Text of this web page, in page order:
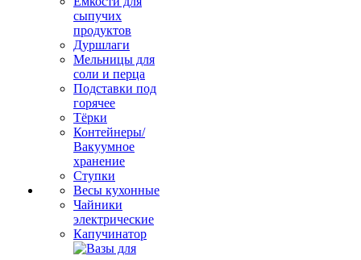
сыпучих
продуктов
Дуршлаги
Мельницы для
соли и перца
Подставки под
горячее
Тёрки
Контейнеры/
Вакуумное
хранение
Ступки
Весы кухонные
Чайники
электрические
Капучинатор